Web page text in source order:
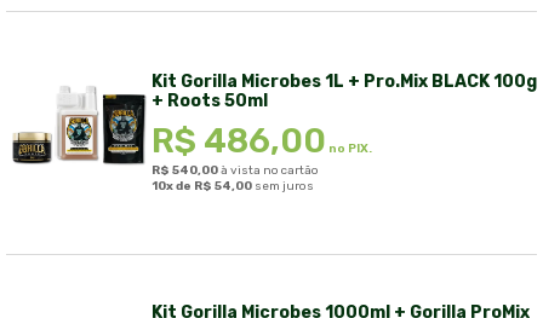
Kit Gorilla Microbes 1L + Pro.Mix BLACK 100g
+ Roots 50ml
R$ 486,00 no PIX.
R$ 540,00à vista no cartão
10x de R$ 54,00 sem juros
Kit Gorilla Microbes 1000ml + Gorilla ProMix